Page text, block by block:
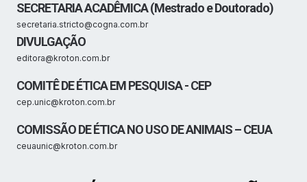
SECRETARIA ACADÊMICA (Mestrado e Doutorado)
secretaria.stricto@cogna.com.br
DIVULGAÇÃO
editora@kroton.com.br
COMITÊ DE ÉTICA EM PESQUISA - CEP
cep.unic@kroton.com.br
COMISSÃO DE ÉTICA NO USO DE ANIMAIS – CEUA
ceuaunic@kroton.com.br